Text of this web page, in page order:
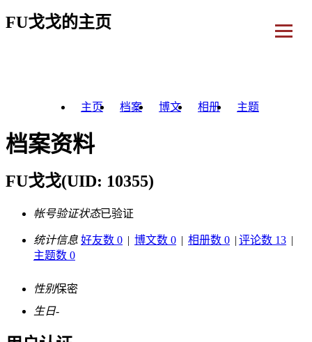
FU戈戈的主页
主页 档案 博文 相册 主题
档案资料
FU戈戈(UID: 10355)
帐号验证状态已验证
统计信息 好友数 0 | 博文数 0 | 相册数 0 | 评论数 13 |
主题数 0
性别保密
生日-